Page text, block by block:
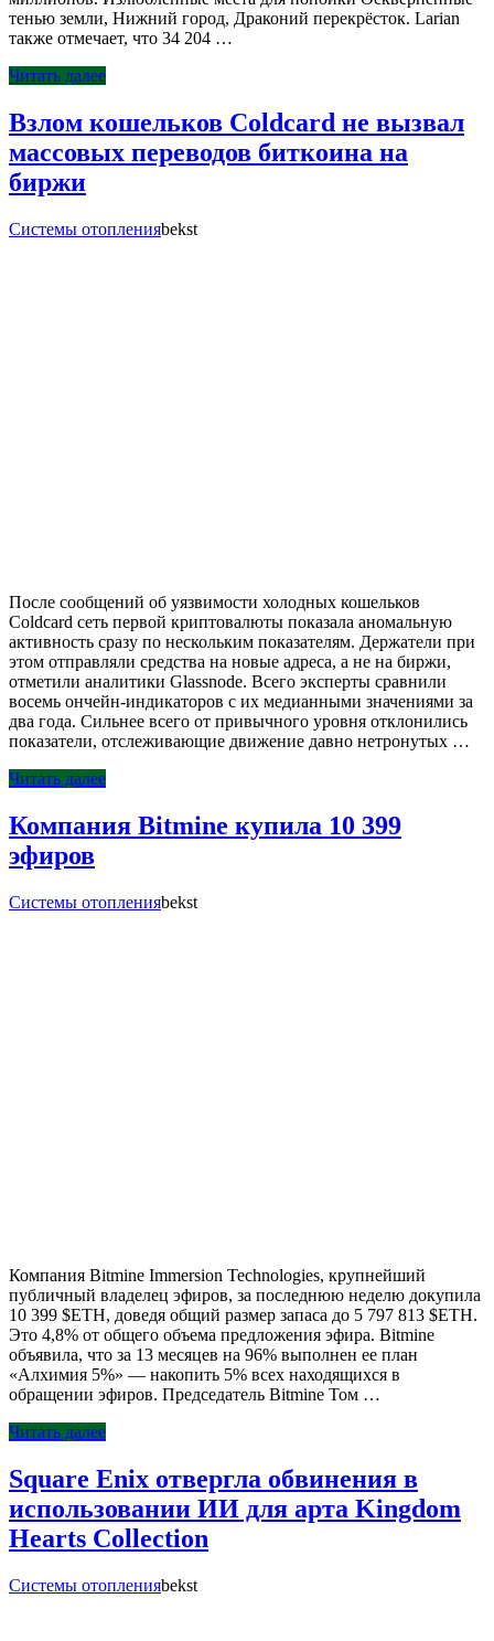
тенью земли, Нижний город, Драконий перекрёсток. Larian
также отмечает, что 34 204 …
Читать далее
Взлом кошельков Coldcard не вызвал
массовых переводов биткоина на
биржи
Системы отопленияbekst
После сообщений об уязвимости холодных кошельков
Coldcard сеть первой криптовалюты показала аномальную
активность сразу по нескольким показателям. Держатели при
этом отправляли средства на новые адреса, а не на биржи,
отметили аналитики Glassnode. Всего эксперты сравнили
восемь ончейн-индикаторов с их медианными значениями за
два года. Сильнее всего от привычного уровня отклонились
показатели, отслеживающие движение давно нетронутых …
Читать далее
Компания Bitmine купила 10 399
эфиров
Системы отопленияbekst
Компания Bitmine Immersion Technologies, крупнейший
публичный владелец эфиров, за последнюю неделю докупила
10 399 $ETH, доведя общий размер запаса до 5 797 813 $ETH.
Это 4,8% от общего объема предложения эфира. Bitmine
объявила, что за 13 месяцев на 96% выполнен ее план
«Алхимия 5%» — накопить 5% всех находящихся в
обращении эфиров. Председатель Bitmine Том …
Читать далее
Square Enix отвергла обвинения в
использовании ИИ для арта Kingdom
Hearts Collection
Системы отопленияbekst